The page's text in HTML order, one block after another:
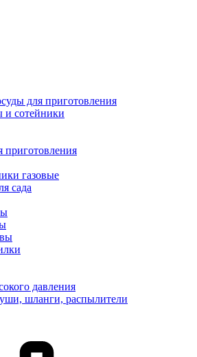
для приготовления
и сотейники
газовые
сада
давления
шланги, распылители